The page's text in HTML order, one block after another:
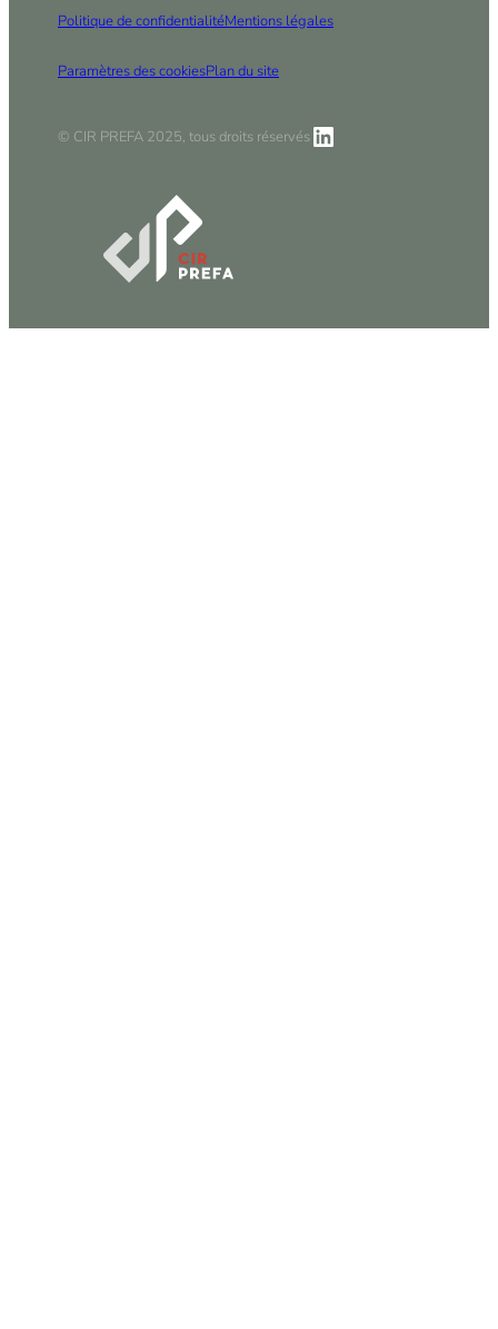
Politique de confidentialitéMentions légales
Paramètres des cookiesPlan du site
© CIR PREFA 2025, tous droits réservésLinkedIn